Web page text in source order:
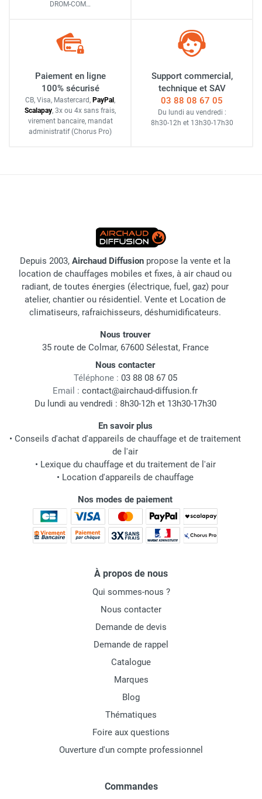
DROM-COM…
Paiement en ligne
100% sécurisé
CB, Visa, Mastercard, PayPal ,
Scalapay, 3x ou 4x sans frais,
virement bancaire, mandat
administratif (Chorus Pro)
Support commercial,
technique et SAV
03 88 08 67 05
Du lundi au vendredi :
8h30-12h et 13h30-17h30
Depuis 2003, Airchaud Diffusion propose la vente et la
location de chauffages mobiles et fixes, à air chaud ou
radiant, de toutes énergies (électrique, fuel, gaz) pour
atelier, chantier ou résidentiel. Vente et Location de
climatiseurs, rafraichisseurs, déshumidificateurs.
Nous trouver
35 route de Colmar, 67600 Sélestat, France
Nous contacter
Téléphone : 03 88 08 67 05
Email : contact@airchaud-diffusion.fr
Du lundi au vendredi : 8h30-12h et 13h30-17h30
En savoir plus
• Conseils d'achat d'appareils de chauffage et de traitement
de l'air
• Lexique du chauffage et du traitement de l'air
• Location d'appareils de chauffage
Nos modes de paiement
À propos de nous
Qui sommes-nous ?
Nous contacter
Demande de devis
Demande de rappel
Catalogue
Marques
Blog
Thématiques
Foire aux questions
Ouverture d'un compte professionnel
Commandes